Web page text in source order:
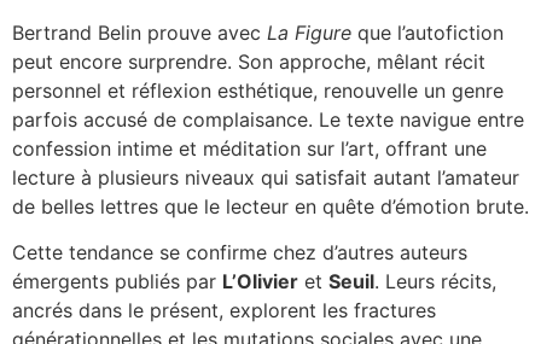
Bertrand Belin prouve avec La Figure que l’autofiction
peut encore surprendre. Son approche, mêlant récit
personnel et réflexion esthétique, renouvelle un genre
parfois accusé de complaisance. Le texte navigue entre
confession intime et méditation sur l’art, offrant une
lecture à plusieurs niveaux qui satisfait autant l’amateur
de belles lettres que le lecteur en quête d’émotion brute.
Cette tendance se confirme chez d’autres auteurs
émergents publiés par L’Olivier et Seuil. Leurs récits,
ancrés dans le présent, explorent les fractures